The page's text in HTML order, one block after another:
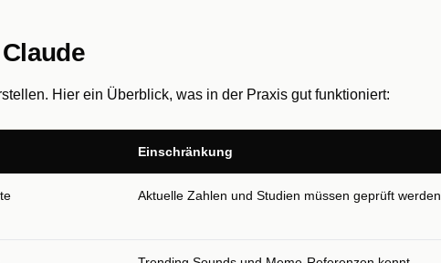
Hier ein Überblick, was in der Praxis gut funktioniert:
Einschränkung
Aktuelle Zahlen und Studien müssen geprüft werden